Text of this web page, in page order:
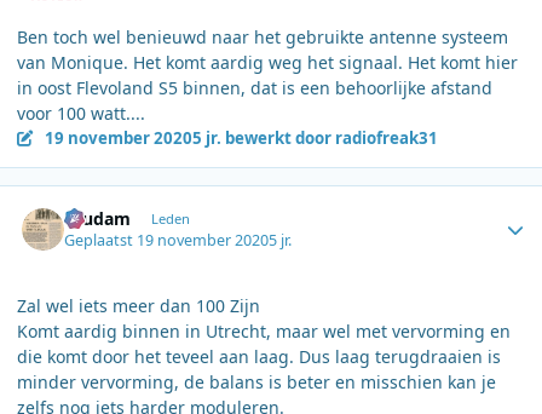
Ben toch wel benieuwd naar het gebruikte antenne systeem
van Monique. Het komt aardig weg het signaal. Het komt hier
in oost Flevoland S5 binnen, dat is een behoorlijke afstand
voor 100 watt....
19 november 20205 jr. bewerkt door radiofreak31
ruudam Leden
Geplaatst 19 november 20205 jr.
Zal wel iets meer dan 100 Zijn
Komt aardig binnen in Utrecht, maar wel met vervorming en
die komt door het teveel aan laag. Dus laag terugdraaien is
minder vervorming, de balans is beter en misschien kan je
zelfs nog iets harder moduleren.